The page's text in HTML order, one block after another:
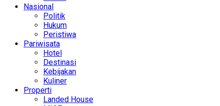
Nasional
Politik
Hukum
Peristiwa
Pariwisata
Hotel
Destinasi
Kebijakan
Kuliner
Properti
Landed House